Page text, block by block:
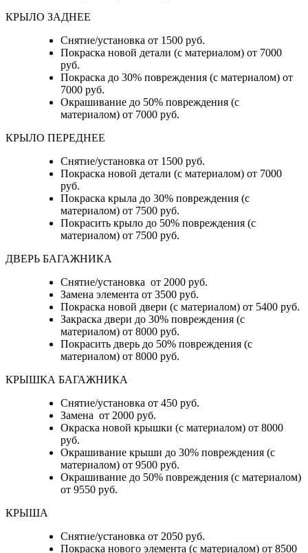
КРЫЛО ЗАДНЕЕ
Снятие/установка от 1500 руб.
Покраска новой детали (с материалом) от 7000
руб.
Покраска до 30% повреждения (с материалом) от
7000 руб.
Окрашивание до 50% повреждения (с
материалом) от 7000 руб.
КРЫЛО ПЕРЕДНЕЕ
Снятие/установка от 1500 руб.
Покраска новой детали (с материалом) от 7000
руб.
Покраска крыла до 30% повреждения (с
материалом) от 7500 руб.
Покрасить крыло до 50% повреждения (с
материалом) от 7500 руб.
ДВЕРЬ БАГАЖНИКА
Снятие/установка от 2000 руб.
Замена элемента от 3500 руб.
Покраска новой двери (с материалом) от 5400 руб.
Закраска двери до 30% повреждения (с
материалом) от 8000 руб.
Покрасить дверь до 50% повреждения (с
материалом) от 8000 руб.
КРЫШКА БАГАЖНИКА
Снятие/установка от 450 руб.
Замена от 2000 руб.
Окраска новой крышки (с материалом) от 8000
руб.
Окрашивание крыши до 30% повреждения (с
материалом) от 9500 руб.
Окрашивание до 50% повреждения (с материалом)
от 9550 руб.
КРЫША
Снятие/установка от 2050 руб.
Покраска нового элемента (с материалом) от 8500